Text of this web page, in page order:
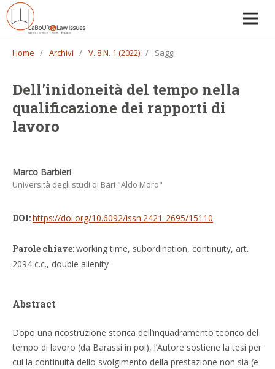
Home / Archivi / V. 8 N. 1 (2022) / Saggi
Dell'inidoneità del tempo nella
qualificazione dei rapporti di
lavoro
Marco Barbieri
Università degli studi di Bari "Aldo Moro"
DOI:https://doi.org/10.6092/issn.2421-2695/15110
Parole chiave:working time, subordination, continuity, art.
2094 c.c., double alienity
Abstract
Dopo una ricostruzione storica dell’inquadramento teorico del
tempo di lavoro (da Barassi in poi), l’Autore sostiene la tesi per
cui la continuità dello svolgimento della prestazione non sia (e